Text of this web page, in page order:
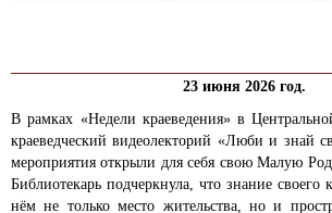
23 июня 2026 год.
В рамках «Недели краеведения» в
краеведческий видеолекторий «Люби и знай
мероприятия открыли для себя свою Малую
Библиотекарь подчеркнула, что знание своего
нём не только место жительства, но и